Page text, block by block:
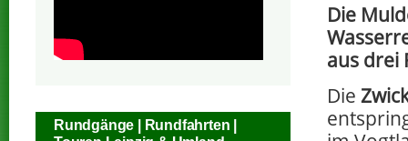
Die
aus drei
Die
Rundgänge | Rundfahrten |